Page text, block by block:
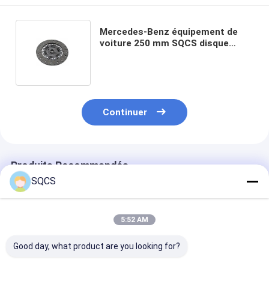
Mercedes-Benz équipement de
voiture 250 mm SQCS disque
Continuer
Produits Recommandés
SQCS
5:52 AM
Good day, what product are you looking for?